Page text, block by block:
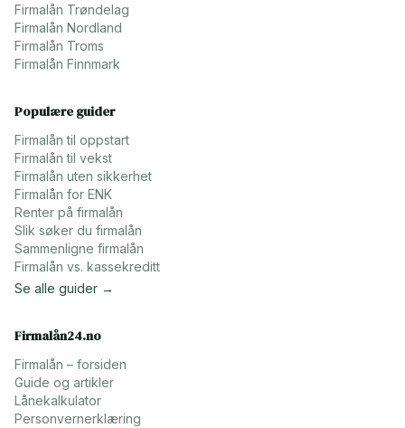
Firmalån Trøndelag
Firmalån Nordland
Firmalån Troms
Firmalån Finnmark
Populære guider
Firmalån til oppstart
Firmalån til vekst
Firmalån uten sikkerhet
Firmalån for ENK
Renter på firmalån
Slik søker du firmalån
Sammenligne firmalån
Firmalån vs. kassekreditt
Se alle guider →
Firmalån24.no
Firmalån – forsiden
Guide og artikler
Lånekalkulator
Personvernerklæring